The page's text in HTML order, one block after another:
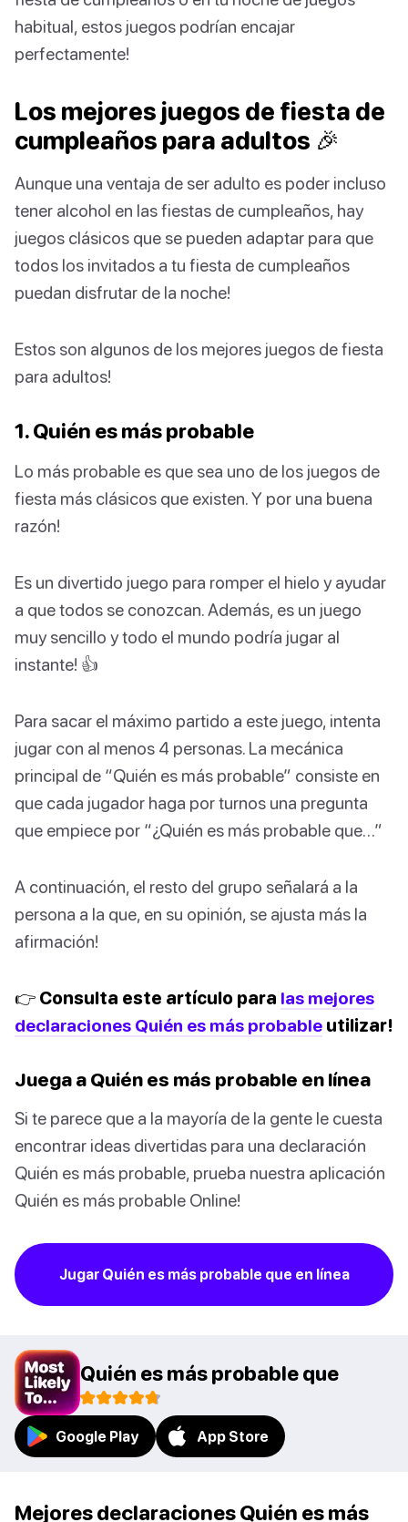
habitual, estos juegos podrían encajar
perfectamente!
Los mejores juegos de fiesta de
cumpleaños para adultos 🎉
Aunque una ventaja de ser adulto es poder incluso
tener alcohol en las fiestas de cumpleaños, hay
juegos clásicos que se pueden adaptar para que
todos los invitados a tu fiesta de cumpleaños
puedan disfrutar de la noche!
Estos son algunos de los mejores juegos de fiesta
para adultos!
1. Quién es más probable
Lo más probable es que sea uno de los juegos de
fiesta más clásicos que existen. Y por una buena
razón!
Es un divertido juego para romper el hielo y ayudar
a que todos se conozcan. Además, es un juego
muy sencillo y todo el mundo podría jugar al
instante! 👍
Para sacar el máximo partido a este juego, intenta
jugar con al menos 4 personas. La mecánica
principal de “Quién es más probable” consiste en
que cada jugador haga por turnos una pregunta
que empiece por “¿Quién es más probable que…”
A continuación, el resto del grupo señalará a la
persona a la que, en su opinión, se ajusta más la
afirmación!
👉 Consulta este artículo para las mejores
declaraciones Quién es más probable utilizar!
Juega a Quién es más probable en línea
Si te parece que a la mayoría de la gente le cuesta
encontrar ideas divertidas para una declaración
Quién es más probable, prueba nuestra aplicación
Quién es más probable Online!
Jugar Quién es más probable que en línea
Quién es más probable que
Google Play App Store
Mejores declaraciones Quién es más